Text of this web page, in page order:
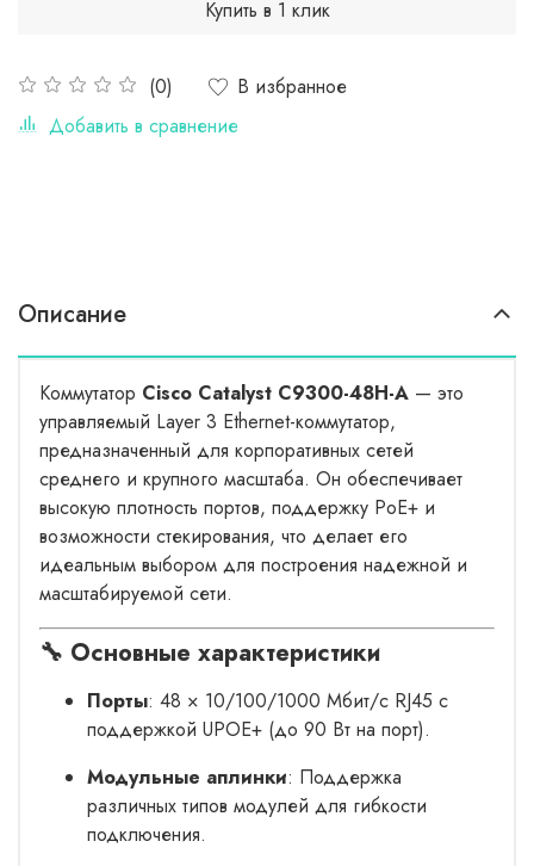
(0)
В избранное
Добавить в сравнение
Купить в 1 клик
Описание
Коммутатор Cisco Catalyst C9300-48H-A — это
управляемый Layer 3 Ethernet-коммутатор,
предназначенный для корпоративных сетей
среднего и крупного масштаба. Он обеспечивает
высокую плотность портов, поддержку PoE+ и
возможности стекирования, что делает его
идеальным выбором для построения надежной и
масштабируемой сети.
🔧 Основные характеристики
Порты: 48 × 10/100/1000 Мбит/с RJ45 с
поддержкой UPOE+ (до 90 Вт на порт).
Модульные аплинки: Поддержка
различных типов модулей для гибкости
подключения.